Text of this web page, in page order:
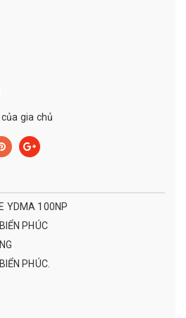
gia chủ
YDMA 100NP
PHÚC
PHÚC.